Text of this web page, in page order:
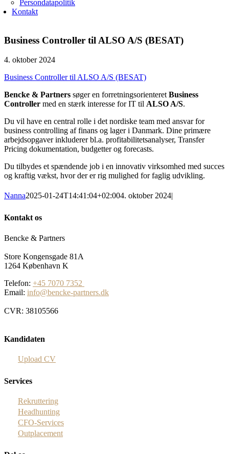
Persondatapolitik
Kontakt
Business Controller til ALSO A/S (BESAT)
4. oktober 2024
Business Controller til ALSO A/S (BESAT)
Bencke & Partners søger en forretningsorienteretBusiness
Controller med en stærk interesse for IT til ALSO A/S.
Du vil have en central rolle i det nordiske team med ansvar for
business controlling af finans og lager i Danmark. Dine primære
arbejdsopgaver inkluderer bl.a. profitabilitetsanalyser, Transfer
Pricing dokumentation, budgetter og forecasts.
Du tilbydes et spændende job i en innovativ virksomhed med succes
og kraftig vækst, hvor der er rig mulighed for faglig udvikling.
Nanna2025-01-24T14:41:04+02:004. oktober 2024|
Kontakt os
Bencke & Partners
Store Kongensgade 81A
1264 København K
Telefon: +45 7070 7352
Email: info@bencke-partners.dk
CVR: 38105566
Kandidaten
Upload CV
Services
Rekruttering
Headhunting
CFO-Services
Outplacement